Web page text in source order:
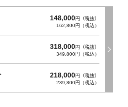
148,000円（税抜）
162,800円（税込）
318,000円（税抜）
349,800円（税込）
218,000円（税抜）
239,800円（税込）